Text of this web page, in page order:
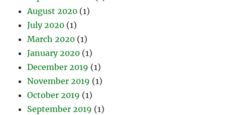
August 2020 (1)
July 2020 (1)
March 2020 (1)
January 2020 (1)
December 2019 (1)
November 2019 (1)
October 2019 (1)
September 2019 (1)